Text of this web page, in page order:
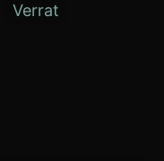
Verrat